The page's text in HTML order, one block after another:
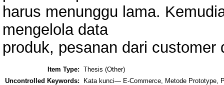
harus menunggu lama.
mengelola data
produk, pesanan dari customer
Item Type: Thesis (Other)
Uncontrolled Keywords:
Kata kunci— E-Commerce, Metode Prototype,